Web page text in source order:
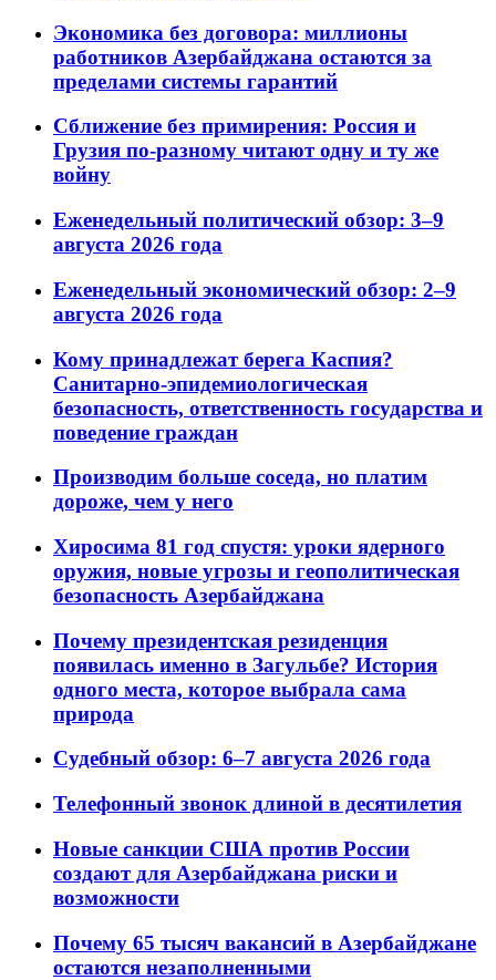
Экономика без договора: миллионы
работников Азербайджана остаются за
пределами системы гарантий
Сближение без примирения: Россия и
Грузия по-разному читают одну и ту же
войну
Еженедельный политический обзор: 3–9
августа 2026 года
Еженедельный экономический обзор: 2–9
августа 2026 года
Кому принадлежат берега Каспия?
Санитарно-эпидемиологическая
безопасность, ответственность государства и
поведение граждан
Производим больше соседа, но платим
дороже, чем у него
Хиросима 81 год спустя: уроки ядерного
оружия, новые угрозы и геополитическая
безопасность Азербайджана
Почему президентская резиденция
появилась именно в Загульбе? История
одного места, которое выбрала сама
природа
Судебный обзор: 6–7 августа 2026 года
Телефонный звонок длиной в десятилетия
Новые санкции США против России
создают для Азербайджана риски и
возможности
Почему 65 тысяч вакансий в Азербайджане
остаются незаполненными